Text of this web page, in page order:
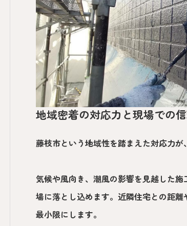
地域密着の対応力と現場での
藤枝市という地域性を踏まえた対応力が
気候や風向き、潮風の影響を見越した
場に落とし込めます。近隣住宅との距
最小限にします。